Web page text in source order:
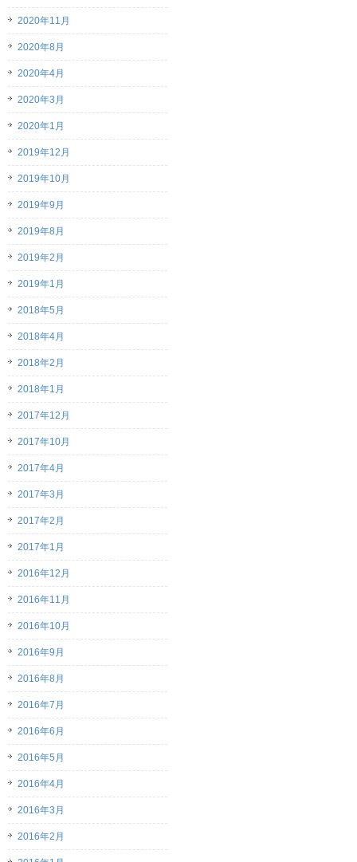
2020年11月
2020年8月
2020年4月
2020年3月
2020年1月
2019年12月
2019年10月
2019年9月
2019年8月
2019年2月
2019年1月
2018年5月
2018年4月
2018年2月
2018年1月
2017年12月
2017年10月
2017年4月
2017年3月
2017年2月
2017年1月
2016年12月
2016年11月
2016年10月
2016年9月
2016年8月
2016年7月
2016年6月
2016年5月
2016年4月
2016年3月
2016年2月